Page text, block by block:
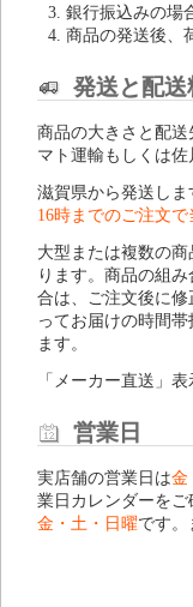
銀行振込みの場
商品の発送後、
発送と配送
商品の大きさと配
マト運輸もしくは佐
滋賀県から発送し
16時までのご注文
大型または複数の
ります。商品の組
合は、ご注文後に
ってお届けの時間
ます。
「メーカー直送」
営業日
実店舗の営業日は金
業日カレンダーをご
金・土・日曜です。